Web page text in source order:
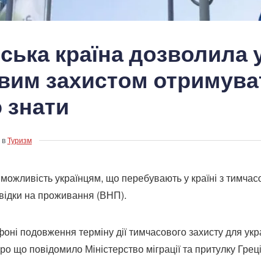
країна дозволила
захистом
знати
вТуризм
українцям, що перебувають у країні з
на проживання (ВНП).
подовження терміну дії тимчасового захисту для
що повідомило Міністерство міграції та притулку